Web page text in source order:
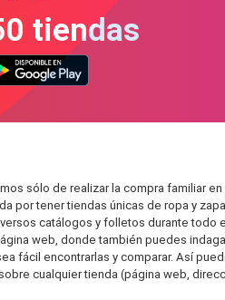
tiendas
sólo de realizar la compra familiar
tener tiendas únicas de ropa y
catálogos y folletos durante todo
web, donde también puedes
encontrarlas y comparar. Así
cualquier tienda (página web,